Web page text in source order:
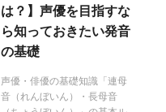
は？】声優を目指すな
ら知っておきたい発音
の基礎
声優・俳優の基礎知識「連母
音（れんぼいん）・長母音